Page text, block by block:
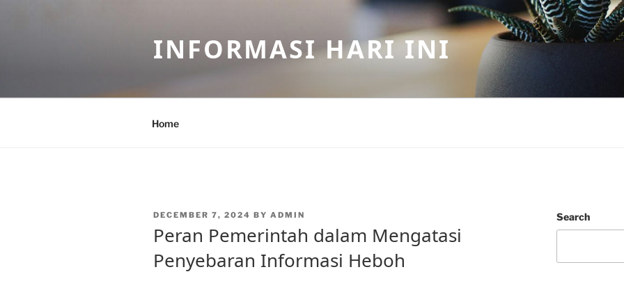
INFORMASI HARI INI
Home
POSTED
DECEMBER 7, 2024 BY ADMIN
Peran Pemerintah dalam Mengatasi
Penyebaran Informasi Heboh
Search